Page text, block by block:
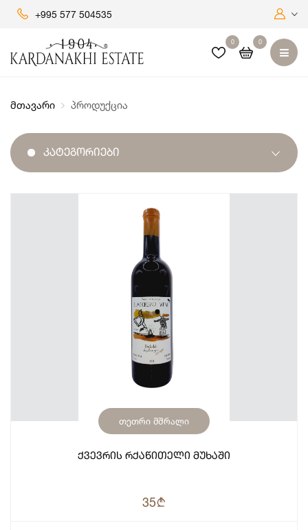
+995 577 504535
0 0
მთავარი პროდუქცია
Კატეგორიები
თეთრი მშრალი
Ქვევრის Რქაწითელი Მუხაში
35b